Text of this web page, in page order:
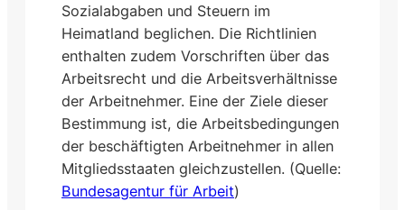
Sozialabgaben und Steuern im
Heimatland beglichen. Die Richtlinien
enthalten zudem Vorschriften über das
Arbeitsrecht und die Arbeitsverhältnisse
der Arbeitnehmer. Eine der Ziele dieser
Bestimmung ist, die Arbeitsbedingungen
der beschäftigten Arbeitnehmer in allen
Mitgliedsstaaten gleichzustellen. (Quelle:
Bundesagentur für Arbeit)